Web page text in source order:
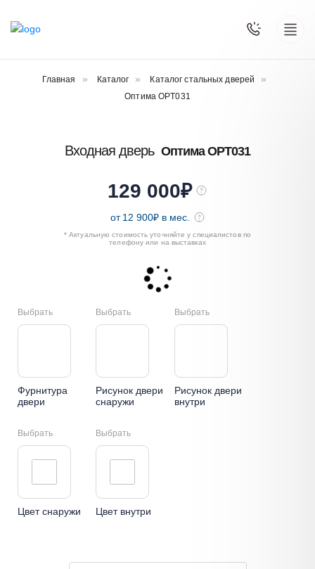
Главная Каталог
Каталог стальных дверей
Оптима OPT031
Входная дверь Оптима OPT031
129 000₽
от 12 900₽ в мес.
* Актуальную стоимость уточняйте у специалистов по
телефону или на выставках
Выбрать
Фурнитура
двери
Выбрать
Рисунок двери
снаружи
Выбрать
Рисунок двери
внутри
Выбрать
Цвет снаружи
Выбрать
Цвет внутри